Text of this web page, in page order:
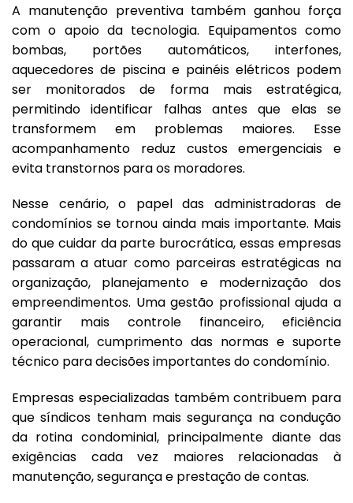
A manutenção preventiva também ganhou força
com o apoio da tecnologia. Equipamentos como
bombas, portões automáticos, interfones,
aquecedores de piscina e painéis elétricos podem
ser monitorados de forma mais estratégica,
permitindo identificar falhas antes que elas se
transformem em problemas maiores. Esse
acompanhamento reduz custos emergenciais e
evita transtornos para os moradores.
Nesse cenário, o papel das administradoras de
condomínios se tornou ainda mais importante. Mais
do que cuidar da parte burocrática, essas empresas
passaram a atuar como parceiras estratégicas na
organização, planejamento e modernização dos
empreendimentos. Uma gestão profissional ajuda a
garantir mais controle financeiro, eficiência
operacional, cumprimento das normas e suporte
técnico para decisões importantes do condomínio.
Empresas especializadas também contribuem para
que síndicos tenham mais segurança na condução
da rotina condominial, principalmente diante das
exigências cada vez maiores relacionadas à
manutenção, segurança e prestação de contas.